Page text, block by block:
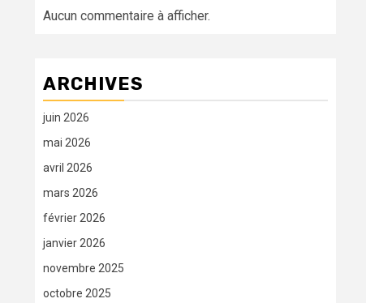
Aucun commentaire à afficher.
ARCHIVES
juin 2026
mai 2026
avril 2026
mars 2026
février 2026
janvier 2026
novembre 2025
octobre 2025